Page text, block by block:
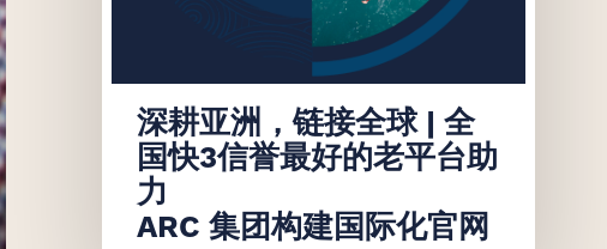
深耕亚洲，链接全球 | 全
国快3信誉最好的老平台助
力
ARC 集团构建国际化官网